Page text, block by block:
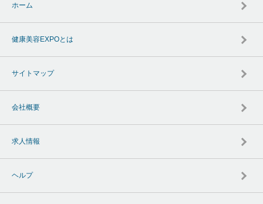
ホーム
健康美容EXPOとは
サイトマップ
会社概要
求人情報
ヘルプ